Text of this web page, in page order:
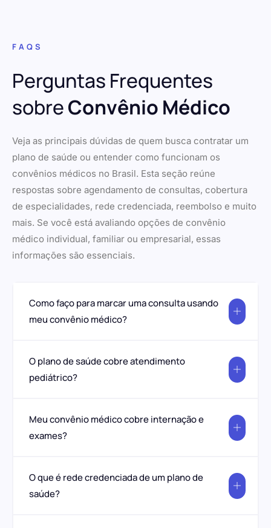
FAQS
Perguntas Frequentes
sobreConvênio Médico
Veja as principais dúvidas de quem busca contratar um
plano de saúde ou entender como funcionam os
convênios médicos no Brasil. Esta seção reúne
respostas sobre agendamento de consultas, cobertura
de especialidades, rede credenciada, reembolso e muito
mais. Se você está avaliando opções de convênio
médico individual, familiar ou empresarial, essas
informações são essenciais.
Como faço para marcar uma consulta usando
meu convênio médico?
O plano de saúde cobre atendimento
pediátrico?
Meu convênio médico cobre internação e
exames?
O que é rede credenciada de um plano de
saúde?